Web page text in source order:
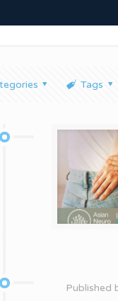
Tags
Published